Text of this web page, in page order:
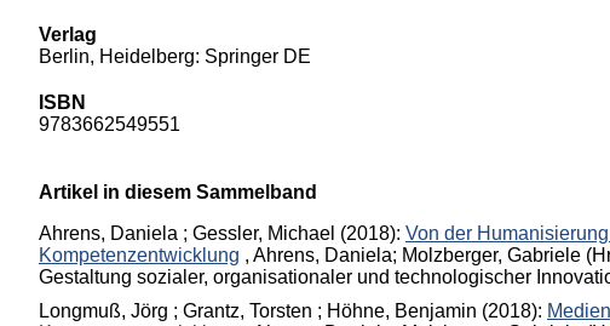
Verlag
Berlin, Heidelberg: Springer DE
ISBN
9783662549551
Artikel in diesem Sammelband
Ahrens, Daniela ; Gessler, Michael (2018): Von der
Kompetenzentwicklung , Ahrens, Daniela; Molzberger, Gabriele
Gestaltung sozialer, organisationaler und technologischer
Longmuß, Jörg ; Grantz, Torsten ; Höhne, Benjamin (2018):